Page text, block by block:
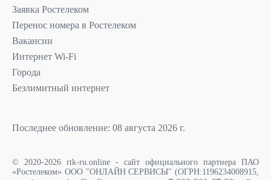
Заявка Ростелеком
Перенос номера в Ростелеком
Вакансии
Интернет Wi-Fi
Города
Безлимитный интернет
Последнее обновление: 08 августа 2026 г.
© 2020-2026 rtk-ru.online - сайт официального партнера ПАО
«Ростелеком» ООО "ОНЛАЙН СЕРВИСЫ" (ОГРН:1196234008915,